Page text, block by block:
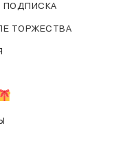
ПОДПИСКА
ТОРЖЕСТВА